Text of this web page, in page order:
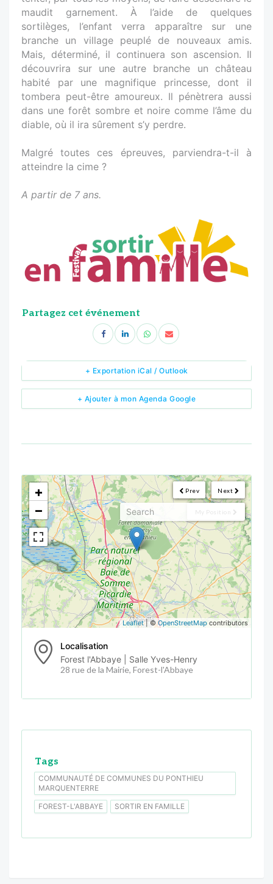
maudit garnement. À l’aide de quelques
sortilèges, l’enfant verra apparaître sur une
branche un village peuplé de nouveaux amis.
Mais, déterminé, il continuera son ascension. Il
découvrira sur une autre branche un château
habité par une magnifique princesse, dont il
tombera peut-être amoureux. Il pénètrera aussi
dans une forêt sombre et noire comme l’âme du
diable, où il ira sûrement s’y perdre.
Malgré toutes ces épreuves, parviendra-t-il à
atteindre la cime ?
A partir de 7 ans.
Partagez cet événement
+ Ajouter à mon Agenda Google
+ Exportation iCal / Outlook
Next
Prev
My Position
<!---->
+
−
Leaflet| ©OpenStreetMap contributors
Localisation
Forest l'Abbaye | Salle Yves-Henry
28 rue de la Mairie, Forest-l'Abbaye
Tags
COMMUNAUTÉ DE COMMUNES DU PONTHIEU
MARQUENTERRE
FOREST-L'ABBAYE
SORTIR EN FAMILLE